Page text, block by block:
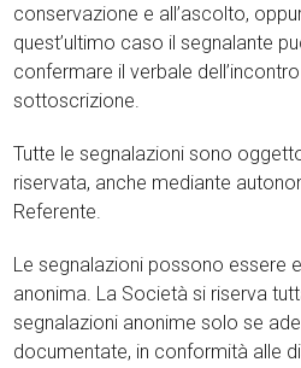
conservazione e all’ascolto,
quest’ultimo caso il segnalante
confermare il verbale
sottoscrizione.
Tutte le segnalazioni sono
riservata, anche mediante
Referente.
Le segnalazioni possono essere
anonima. La Società si riserva
segnalazioni anonime solo se
documentate, in conformità alle